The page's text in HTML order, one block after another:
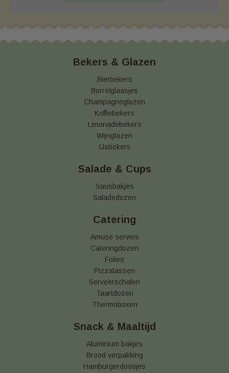
Bekers & Glazen
Bierbekers
Borrelglaasjes
Champagneglazen
Koffiebekers
Limonadebekers
Wijnglazen
IJsbekers
Salade & Cups
Sausbakjes
Saladedozen
Catering
Amuse servies
Cateringdozen
Folies
Pizzatassen
Serveerschalen
Taartdozen
Thermoboxen
Snack & Maaltijd
Aluminium bakjes
Brood verpakking
Hamburgerdoosjes